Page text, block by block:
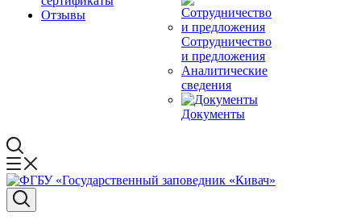
Отзывы
Сотрудничество
и предложения
Аналитические
сведения
Документы